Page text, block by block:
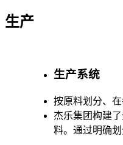
生产
生产系统
按原料划分、
杰乐集团构建
料。通过明确